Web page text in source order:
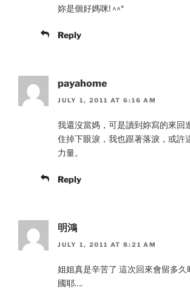
妳是個好媽咪! ^^*
Reply
payahome
JULY 1, 2011 AT 6:16 AM
我還沒當媽，可是讀到妳寫的來回
住掉下眼淚，我也跟著落淚，或許
力量。
Reply
明鴻
JULY 1, 2011 AT 8:21 AM
姐姐真是辛苦了 這次回來會留多久
國耶….